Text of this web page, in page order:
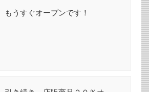
もうすぐオープンです！